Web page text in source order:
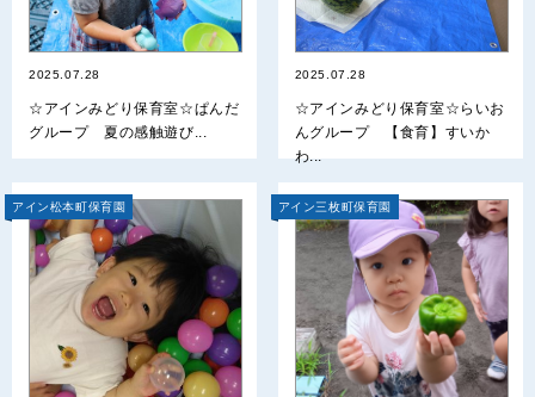
2025.07.28
☆アインみどり保育室☆ぱんだ
グループ 夏の感触遊び...
2025.07.28
☆アインみどり保育室☆らいお
んグループ 【食育】すいか
わ...
アイン松本町保育園 アイン三枚町保育園